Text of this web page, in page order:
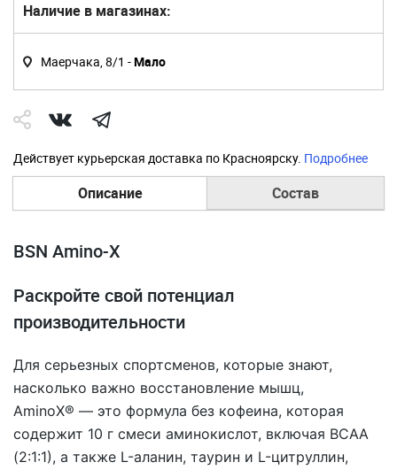
Наличие в магазинах:
Маерчака, 8/1 -Мало
Действует курьерская доставка по Красноярску. Подробнее
Описание Состав
BSN Amino-X
Раскройте свой потенциал
производительности
Для серьезных спортсменов, которые знают,
насколько важно восстановление мышц,
AminoX® — это формула без кофеина, которая
содержит 10 г смеси аминокислот, включая BCAA
(2:1:1), а также L-аланин, таурин и L-цитруллин,